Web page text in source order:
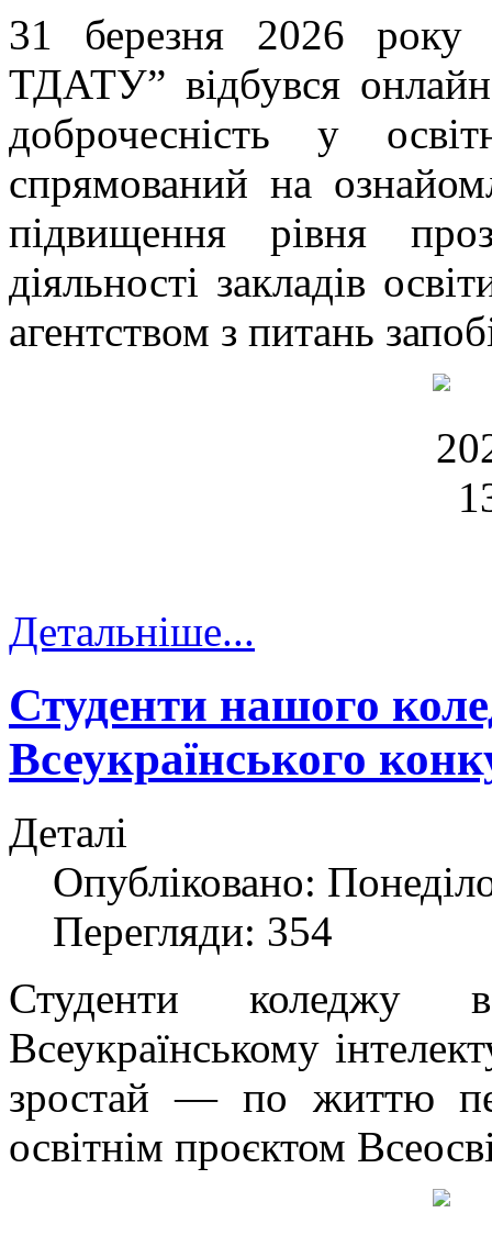
31 березня 2026
ТДАТУ” відбувся
доброчесність у
спрямований на
підвищення рівня
діяльності закладів
агентством з питань
Детальніше...
Студенти нашого
Всеукраїнського
Деталі
Опубліковано:
Перегляди: 354
Студенти коледжу
Всеукраїнському
зростай — по життю
освітнім проєктом